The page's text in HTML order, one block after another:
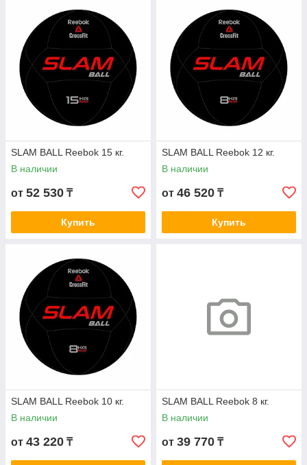
SLAM BALL Reebok 15 кг.
В наличии
от 52 530 ₸
Купить
SLAM BALL Reebok 12 кг.
В наличии
от 46 520 ₸
Купить
SLAM BALL Reebok 10 кг.
В наличии
от 43 220 ₸
SLAM BALL Reebok 8 кг.
В наличии
от 39 770 ₸